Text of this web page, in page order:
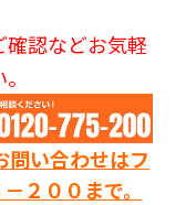
認などお気軽
問い合わせはフ
２００まで。